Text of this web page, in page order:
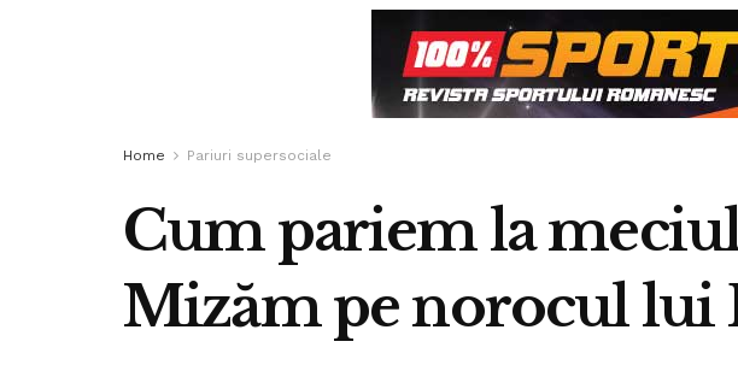
Home Pariuri supersociale
Cum pariem la
Mizăm pe norocul lui